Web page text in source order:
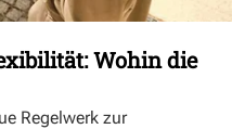
Wohin die
Regelwerk zur